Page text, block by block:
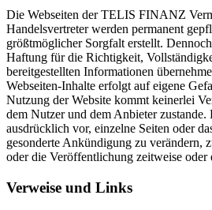
Die Webseiten der TELIS FINANZ
Handelsvertreter werden permanent
größtmöglicher Sorgfalt erstellt.
Haftung für die Richtigkeit,
bereitgestellten Informationen
Webseiten-Inhalte erfolgt auf eigene
Nutzung der Website kommt keinerlei
dem Nutzer und dem Anbieter zustande.
ausdrücklich vor, einzelne Seiten oder
gesonderte Ankündigung zu verändern,
oder die Veröffentlichung zeitweise oder
Verweise und Links